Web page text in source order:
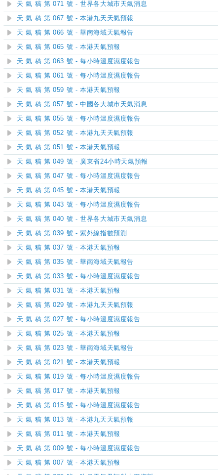
天 氣 稿 第 071 號 - 世界各大城市天氣消息
天 氣 稿 第 067 號 - 本港九天天氣預報
天 氣 稿 第 066 號 - 華南海域天氣報告
天 氣 稿 第 065 號 - 本港天氣預報
天 氣 稿 第 063 號 - 每小時溫度濕度報告
天 氣 稿 第 061 號 - 每小時溫度濕度報告
天 氣 稿 第 059 號 - 本港天氣預報
天 氣 稿 第 057 號 - 中國各大城市天氣消息
天 氣 稿 第 055 號 - 每小時溫度濕度報告
天 氣 稿 第 052 號 - 本港九天天氣預報
天 氣 稿 第 051 號 - 本港天氣預報
天 氣 稿 第 049 號 - 廣東省24小時天氣預報
天 氣 稿 第 047 號 - 每小時溫度濕度報告
天 氣 稿 第 045 號 - 本港天氣預報
天 氣 稿 第 043 號 - 每小時溫度濕度報告
天 氣 稿 第 040 號 - 世界各大城市天氣消息
天 氣 稿 第 039 號 - 紫外線指數預測
天 氣 稿 第 037 號 - 本港天氣預報
天 氣 稿 第 035 號 - 華南海域天氣報告
天 氣 稿 第 033 號 - 每小時溫度濕度報告
天 氣 稿 第 031 號 - 本港天氣預報
天 氣 稿 第 029 號 - 本港九天天氣預報
天 氣 稿 第 027 號 - 每小時溫度濕度報告
天 氣 稿 第 025 號 - 本港天氣預報
天 氣 稿 第 023 號 - 華南海域天氣報告
天 氣 稿 第 021 號 - 本港天氣預報
天 氣 稿 第 019 號 - 每小時溫度濕度報告
天 氣 稿 第 017 號 - 本港天氣預報
天 氣 稿 第 015 號 - 每小時溫度濕度報告
天 氣 稿 第 013 號 - 本港九天天氣預報
天 氣 稿 第 011 號 - 本港天氣預報
天 氣 稿 第 009 號 - 每小時溫度濕度報告
天 氣 稿 第 007 號 - 本港天氣預報